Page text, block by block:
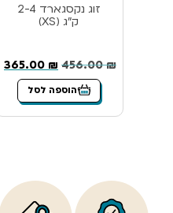
זוג נקסגארד 2-4
ק”ג (XS)
456.00₪
365.00 ₪
הוספה לסל